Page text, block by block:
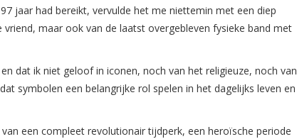
jaar had bereikt, vervulde het me niettemin met een diep
maar ook van de laatst overgebleven fysieke band met
dat ik niet geloof in iconen, noch van het religieuze, noch van
symbolen een belangrijke rol spelen in het dagelijks leven en
een compleet revolutionair tijdperk, een heroïsche periode